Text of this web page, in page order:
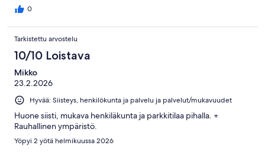
0
Tarkistettu arvostelu
10/10 Loistava
Mikko
23.2.2026
Hyvää: Siisteys, henkilökunta ja palvelu ja palvelut/mukavuudet
Huone siisti, mukava henkiläkunta ja parkkitilaa pihalla. +
Rauhallinen ympäristö.
Yöpyi 2 yötä helmikuussa 2026